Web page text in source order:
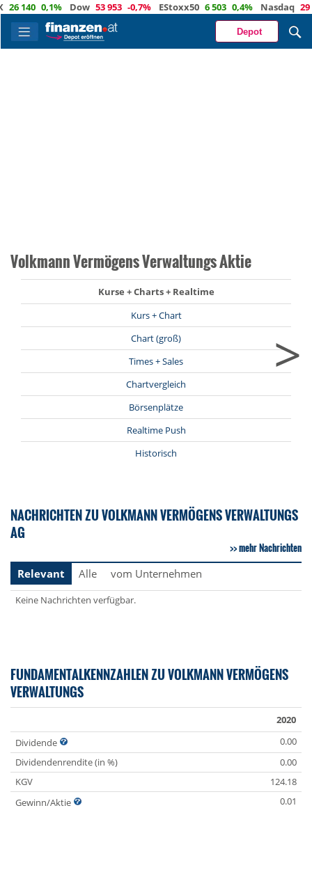
0,1% Dow 53 953 -0,7% EStoxx50 6 503 0,4% Nasdaq 29 446
Depot
Volkmann Vermögens Verwaltungs Aktie
Kurse + Charts + Realtime
Kurs + Chart
Chart (groß)
Times + Sales
Chartvergleich
Börsenplätze
Realtime Push
Historisch
>
NACHRICHTEN ZU VOLKMANN VERMÖGENS VERWALTUNGS
AG
mehr Nachrichten
Relevant
Alle vom Unternehmen
Keine Nachrichten verfügbar.
FUNDAMENTALKENNZAHLEN ZU VOLKMANN VERMÖGENS
VERWALTUNGS
2020
Dividende
0.00
Dividendenrendite (in %)
0.00
KGV
124.18
Gewinn/Aktie
0.01